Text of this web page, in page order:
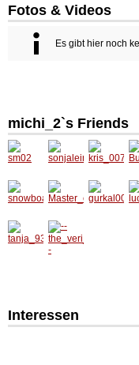
Fotos & Videos
Es gibt hier noch
michi_2`s Friends
Interessen